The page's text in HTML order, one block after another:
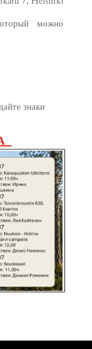
можно
знаки